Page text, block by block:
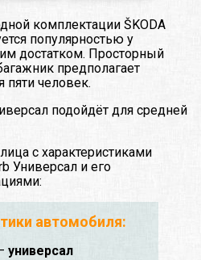
комплектации ŠKODA
популярностью у
достатком. Просторный
предполагает
человек.
подойдёт для средней
с характеристиками
Универсал и его
автомобиля:
универсал